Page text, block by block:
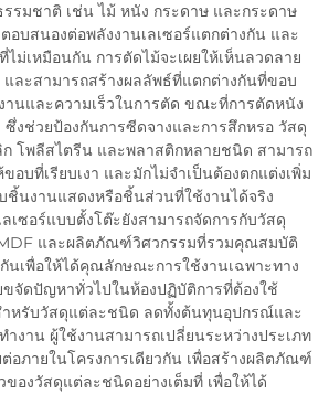
รมชาติ เช่น ไม้ หนัง กระดาษ และกระดาษ
บสนองต่อพลังงานเลเซอร์แตกต่างกัน และ
ม่เหมือนกัน การตัดไม้จะเผยให้เห็นลวดลาย
ละสามารถสร้างผลลัพธ์ที่แตกต่างกันที่ขอบ
านและความเร็วในการตัด ขณะที่การตัดหนัง
งช่วยป้องกันการซีดจางและการสึกหรอ วัสดุ
ก โพลีสไตรีน และพลาสติกหลายชนิด สามารถ
อบที่เรียบเงา และมักไม่จำเป็นต้องตกแต่งเพิ่ม
ชิ้นงานแสดงหรือชิ้นส่วนที่ใช้งานได้จริง
เซอร์แบบตั้งโต๊ะยังสามารถจัดการกับวัสดุ
และผลิตภัณฑ์วิศวกรรมที่รวมคุณสมบัติ
นเพื่อให้ได้คุณลักษณะการใช้งานเฉพาะทาง
จัดปัญหาทั่วไปในห้องปฏิบัติการที่ต้องใช้
ำหรับวัสดุแต่ละชนิด ลดทั้งต้นทุนอุปกรณ์และ
งาน ผู้ใช้งานสามารถเปลี่ยนระหว่างประเภท
อภายในโครงการเดียวกัน เพื่อสร้างผลิตภัณฑ์
องวัสดุแต่ละชนิดอย่างเต็มที่ เพื่อให้ได้